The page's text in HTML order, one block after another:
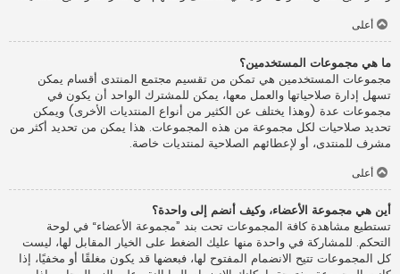
أعلى
ما هي مجموعات المستخدمين؟
مجموعات المستخدمين هي تمكن من تقسيم مجتمع المنتدى أقسام يمكن
تسهل إدارة صلاحياتها والعمل معها، يمكن للمشترك الواحد أن يكون في
مجموعات عدة (وهذا يختلف عن الكثير من أنواع المنتديات الأخرى) ويمكن
تحديد صلاحيات لكل مجموعة من هذه المجموعات. هذا يمكن من تحديد أكثر من
مشرف للمنتدى، أو لإعطائهم الصلاحية لمنتديات خاصة.
أعلى
أين هي مجموعة الأعضاء، وكيف أنضم إلى واحدة؟
تستطيع مشاهدة كافة المجموعات تحت بند ”مجموعة الأعضاء“ في لوحة
التحكم. للمشاركة في واحدة منها عليك الضغط على الخيار المقابل لها، ليست
كل المجموعات تتيح الانضمام المفتوح لها، فبعضها قد يكون مغلقًا أو مخفيًا، إذا